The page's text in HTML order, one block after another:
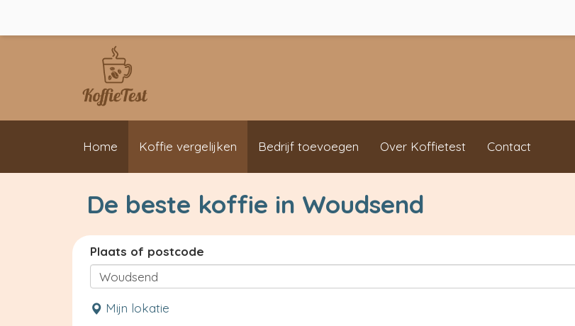
Home Koffie vergelijken Bedrijf toevoegen Over Koffietest Contact
De beste koffie in Woudsend
Plaats of postcode
Mijn lokatie